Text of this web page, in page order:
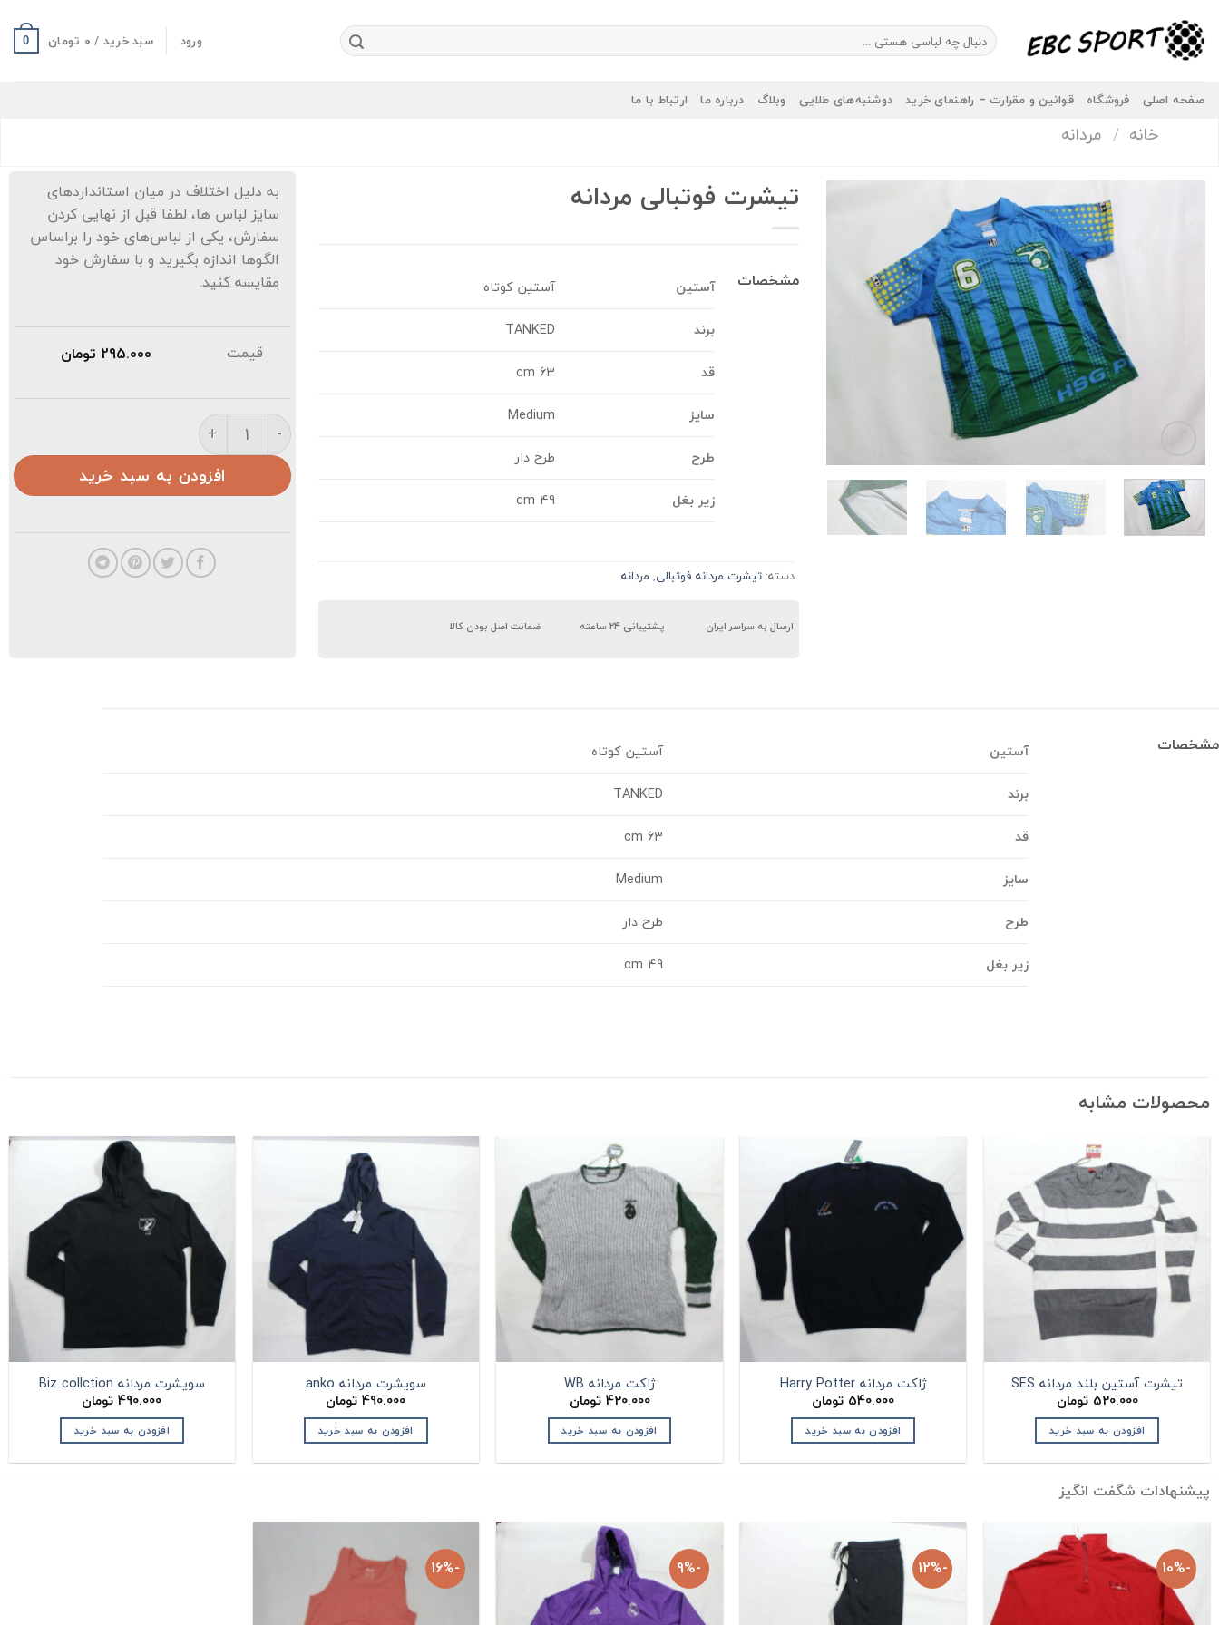
content
جستجو
برای:
ورود سبد خرید / 0 تومان 0
صفحه اصلی فروشگاه قوانین و مقرارت – راهنمای خرید دوشنبه‌های طلایی وبلاگ درباره ما ارتباط با ما
خانه / مردانه
تیشرت فوتبالی مردانه
مشخصات آستین
آستین کوتاه
برند
TANKED
قد
63 cm
سایز
Medium
طرح
طرح دار
زیر بغل
49 cm
دسته: تیشرت مردانه فوتبالی, مردانه
ارسال به سراسر ایران پشتیبانی ۲۴ ساعته ضمانت اصل بودن کالا
به دلیل اختلاف در میان استانداردهای
سایز لباس ها، لطفا قبل از نهایی کردن
سفارش، یکی از لباس‌های خود را براساس
الگوها اندازه بگیرید و با سفارش خود
مقایسه کنید.
قیمت 295.000 تومان
تیشرت فوتبالی مردانه عدد
افزودن به سبد خرید
مشخصات آستین
آستین کوتاه
برند
TANKED
قد
63 cm
سایز
Medium
طرح
طرح دار
زیر بغل
49 cm
محصولات مشابه
تیشرت آستین بلند مردانه SES
520.000 تومان
افزودن به سبد خرید
ژاکت مردانه Harry Potter
540.000 تومان
افزودن به سبد خرید
ژاکت مردانه WB
420.000 تومان
افزودن به سبد خرید
سویشرت مردانه anko
490.000 تومان
افزودن به سبد خرید
سویشرت مردانه Biz collction
490.000 تومان
افزودن به سبد خرید
پیشنهادات شگفت انگیز
-10%
-12%
-9%
-16%